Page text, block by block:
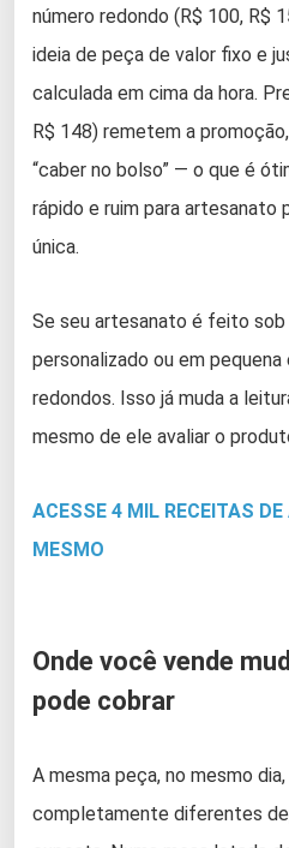
número redondo (R$ 100, R$
ideia de peça de valor fixo e
calculada em cima da hora.
R$ 148) remetem a
“caber no bolso” — o que é
rápido e ruim para artesanato
única.
Se seu artesanato é feito sob
personalizado ou em
redondos. Isso já muda a
mesmo de ele avaliar o
ACESSE 4 MIL RECEITAS
MESMO
Onde você vende
pode cobrar
A mesma peça, no mesmo
completamente diferentes